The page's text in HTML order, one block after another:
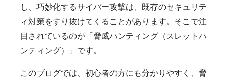
し、巧妙化するサイバー攻撃は、既存のセキュリテ
ィ対策をすり抜けてくることがあります。そこで注
目されているのが「脅威ハンティング（スレットハ
ンティング）」です。
このブログでは、初心者の方にも分かりやすく、脅